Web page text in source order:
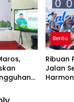
Berita
Ribuan
Jalan